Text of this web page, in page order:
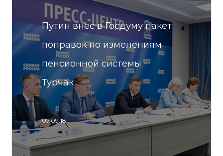
Путин внес в Госдуму пакет
поправок по изменениям
пенсионной системы -
Турчак
07.09.18